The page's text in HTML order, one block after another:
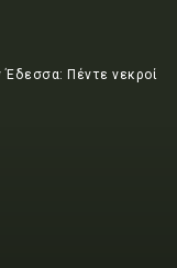
Έδεσσα: Πέντε νεκροί